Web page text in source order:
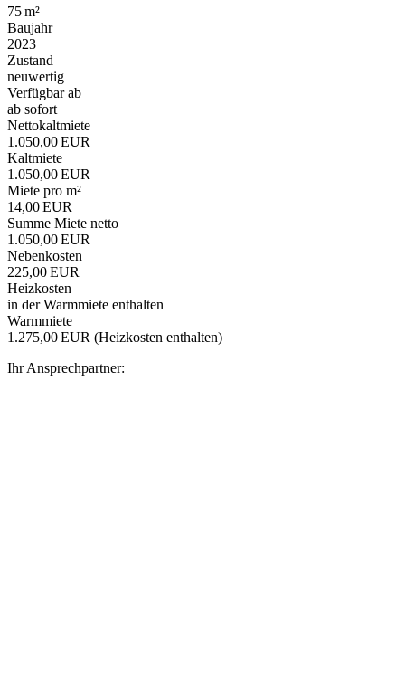
75 m²
Baujahr
2023
Zustand
neuwertig
Verfügbar ab
ab sofort
Nettokaltmiete
1.050,00 EUR
Kaltmiete
1.050,00 EUR
Miete pro m²
14,00 EUR
Summe Miete netto
1.050,00 EUR
Nebenkosten
225,00 EUR
Heizkosten
in der Warmmiete enthalten
Warmmiete
1.275,00 EUR (Heizkosten enthalten)
Ihr Ansprechpartner: